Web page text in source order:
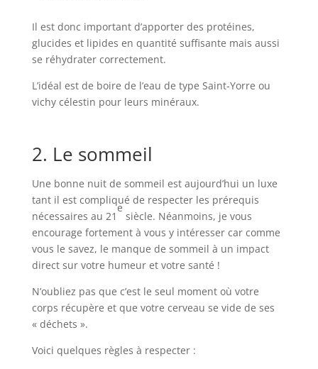
Il est donc important d’apporter des protéines,
glucides et lipides en quantité suffisante mais aussi
se réhydrater correctement.
L’idéal est de boire de l’eau de type Saint-Yorre ou
vichy célestin pour leurs minéraux.
2. Le sommeil
Une bonne nuit de sommeil est aujourd’hui un luxe
tant il est compliqué de respecter les prérequis
nécessaires au 21
e
siècle. Néanmoins, je vous
encourage fortement à vous y intéresser car comme
vous le savez, le manque de sommeil à un impact
direct sur votre humeur et votre santé !
N’oubliez pas que c’est le seul moment où votre
corps récupère et que votre cerveau se vide de ses
« déchets ».
Voici quelques règles à respecter :